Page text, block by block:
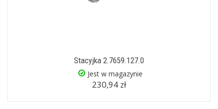
Stacyjka 2.7659.127.0
Jest w magazynie
230,94 zł